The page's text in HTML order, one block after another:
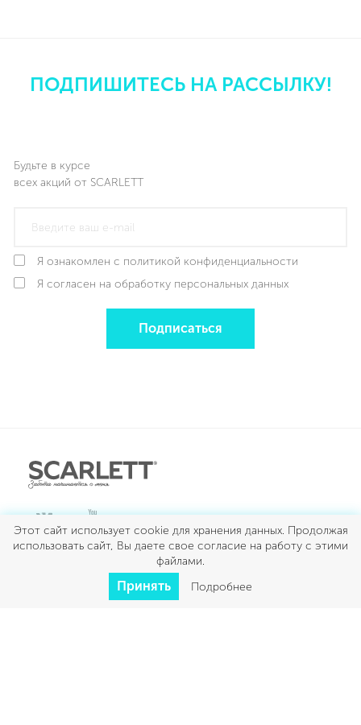
ПОДПИШИТЕСЬ НА РАССЫЛКУ!
Будьте в курсе
всех акций от SCARLETT
Я ознакомлен с политикой конфиденциальности
Я согласен на обработку персональных данных
Подписаться
Этот сайт использует cookie для хранения данных. Продолжая
использовать сайт, Вы даете свое согласие на работу с этими
файлами.
Принять Подробнее